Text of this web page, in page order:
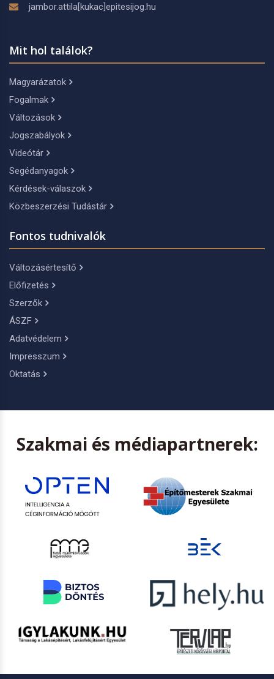
jambor.attila[kukac]epitesijog.hu
Mit hol találok?
Magyarázatok
Fogalmak
Változások
Jogszabályok
Videótár
Segédanyagok
Kérdések-válaszok
Közbeszerzési Tudástár
Fontos tudnivalók
Változásértesítő
Előfizetés
Szerzők
ÁSZF
Adatvédelem
Impresszum
Oktatás
Szakmai és médiapartnerek: